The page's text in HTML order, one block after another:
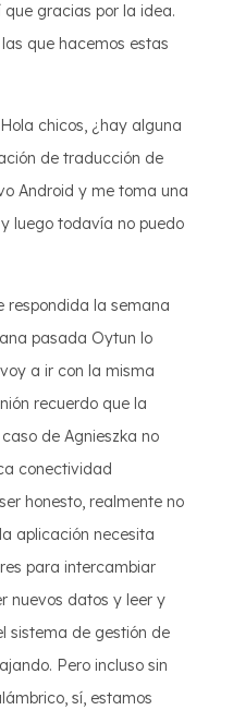
gracias por la idea.
que hacemos estas
chicos, ¿hay alguna
de traducción de
Android y me toma una
luego todavía no puedo
respondida la semana
pasada Oytun lo
a ir con la misma
recuerdo que la
de Agnieszka no
conectividad
honesto, realmente no
aplicación necesita
para intercambiar
nuevos datos y leer y
sistema de gestión de
Pero incluso sin
sí, estamos